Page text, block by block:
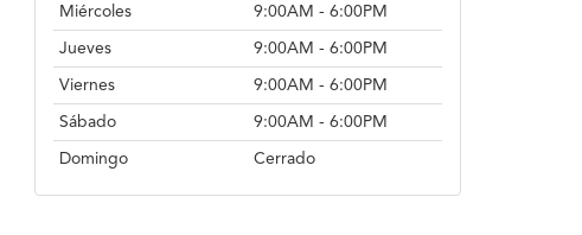
Miércoles
9:00AM - 6:00PM
Jueves
9:00AM - 6:00PM
Viernes
9:00AM - 6:00PM
Sábado
9:00AM - 6:00PM
Domingo
Cerrado